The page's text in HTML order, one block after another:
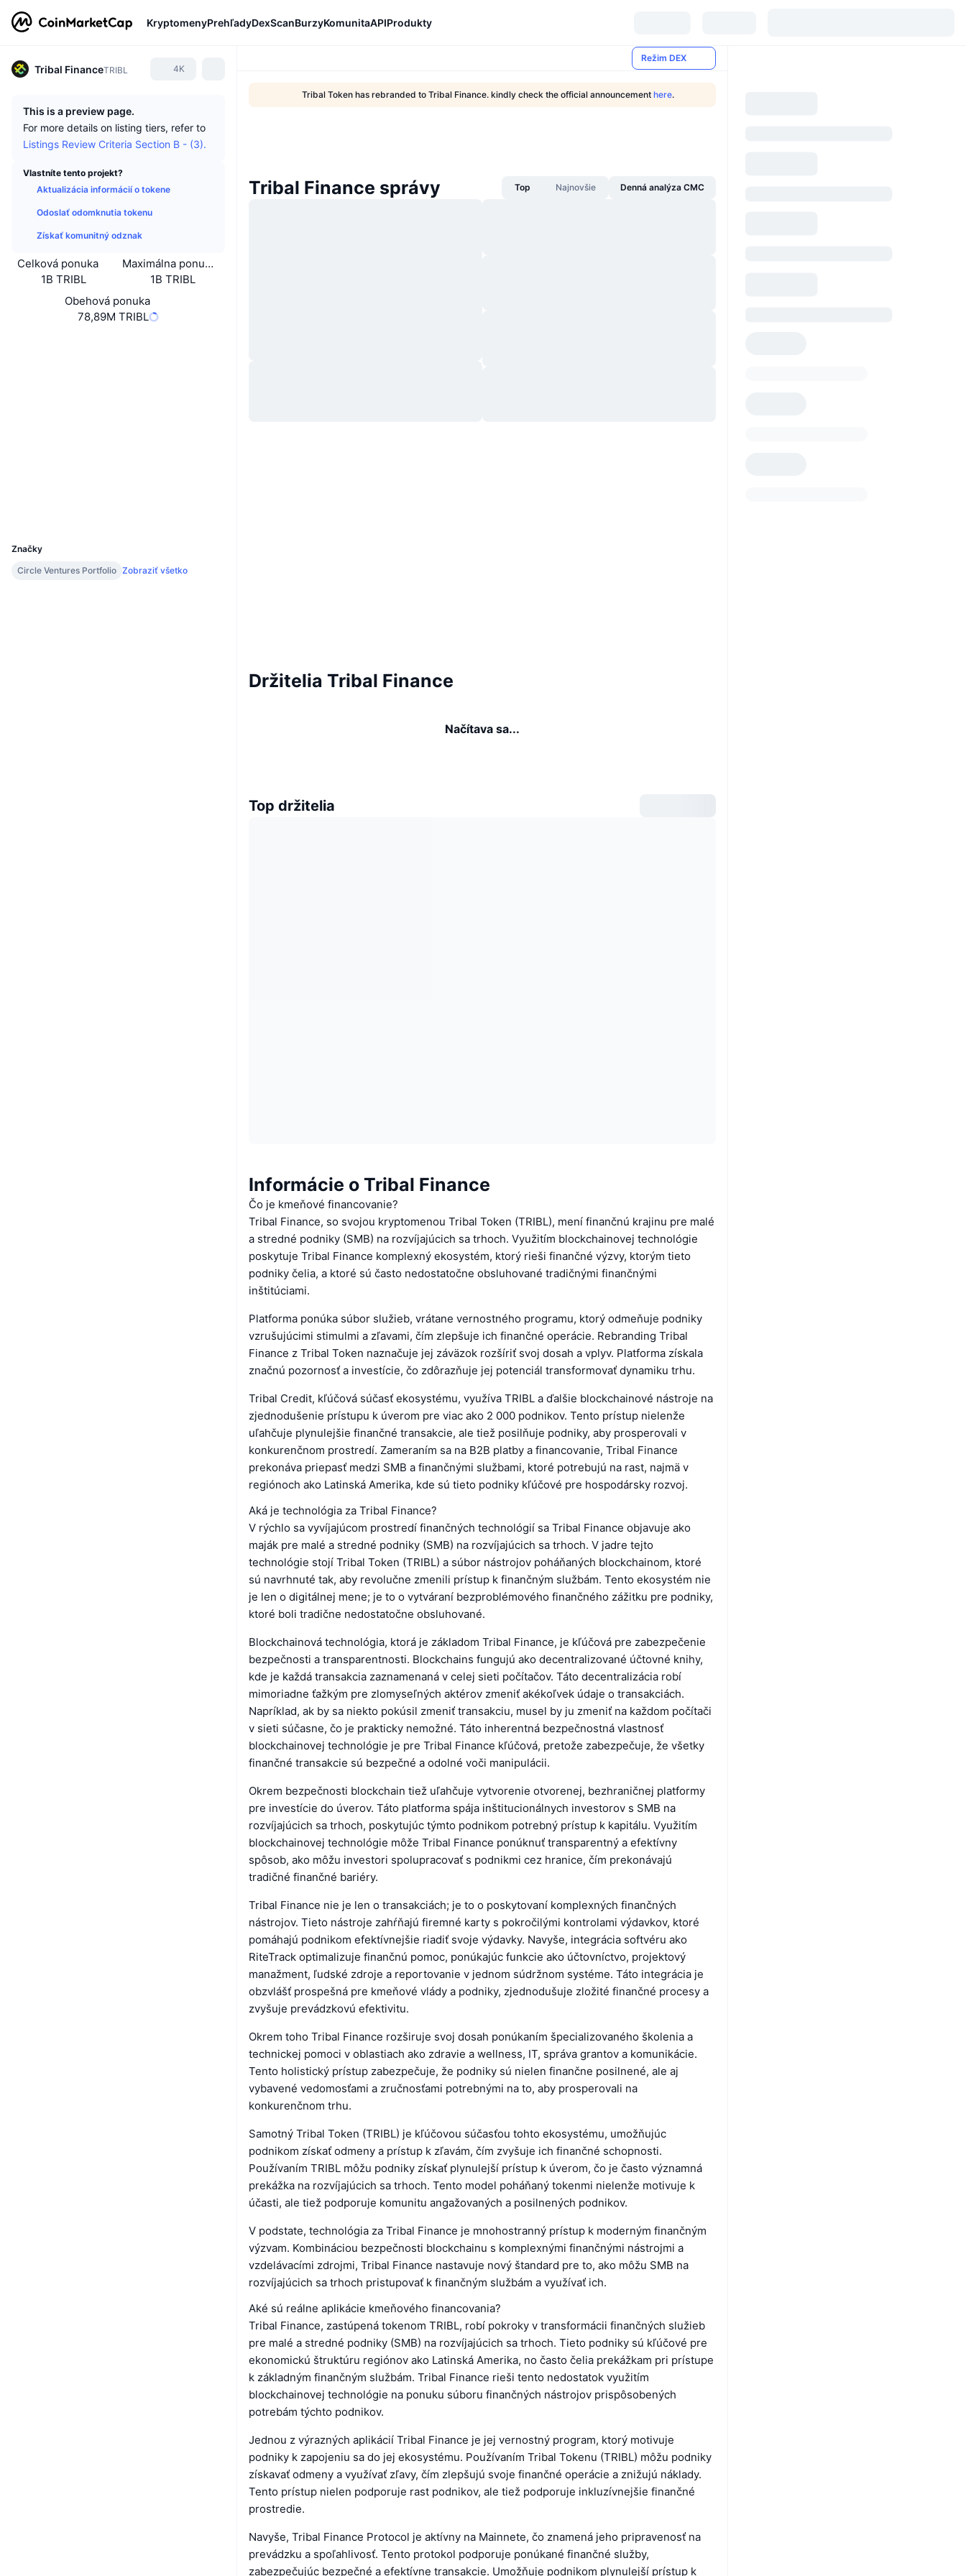
KryptomenyPrehľadyDexScanBurzyKomunitaAPIProdukty
Tribal FinanceTRIBL 4K
This is a preview page.
For more details on listing tiers, refer to
Listings Review Criteria Section B - (3).
Vlastníte tento projekt?
Aktualizácia informácií o tokene
Odoslať odomknutia tokenu
Získať komunitný odznak
Celková ponuka
1B TRIBL
Maximálna ponuka
1B TRIBL
Obehová ponuka
78,89M TRIBL
Značky
Circle Ventures Portfolio Zobraziť všetko
Režim DEX
Tribal Token has rebranded to Tribal Finance. kindly check the official announcement here.
Tribal Finance správy Top Najnovšie Denná analýza CMC
Držitelia Tribal Finance
Načítava sa...
Top držitelia
Informácie o Tribal Finance
Čo je kmeňové financovanie?
Tribal Finance, so svojou kryptomenou Tribal Token (TRIBL), mení finančnú krajinu pre malé
a stredné podniky (SMB) na rozvíjajúcich sa trhoch. Využitím blockchainovej technológie
poskytuje Tribal Finance komplexný ekosystém, ktorý rieši finančné výzvy, ktorým tieto
podniky čelia, a ktoré sú často nedostatočne obsluhované tradičnými finančnými
inštitúciami.
Platforma ponúka súbor služieb, vrátane vernostného programu, ktorý odmeňuje podniky
vzrušujúcimi stimulmi a zľavami, čím zlepšuje ich finančné operácie. Rebranding Tribal
Finance z Tribal Token naznačuje jej záväzok rozšíriť svoj dosah a vplyv. Platforma získala
značnú pozornosť a investície, čo zdôrazňuje jej potenciál transformovať dynamiku trhu.
Tribal Credit, kľúčová súčasť ekosystému, využíva TRIBL a ďalšie blockchainové nástroje na
zjednodušenie prístupu k úverom pre viac ako 2 000 podnikov. Tento prístup nielenže
uľahčuje plynulejšie finančné transakcie, ale tiež posilňuje podniky, aby prosperovali v
konkurenčnom prostredí. Zameraním sa na B2B platby a financovanie, Tribal Finance
prekonáva priepasť medzi SMB a finančnými službami, ktoré potrebujú na rast, najmä v
regiónoch ako Latinská Amerika, kde sú tieto podniky kľúčové pre hospodársky rozvoj.
Aká je technológia za Tribal Finance?
V rýchlo sa vyvíjajúcom prostredí finančných technológií sa Tribal Finance objavuje ako
maják pre malé a stredné podniky (SMB) na rozvíjajúcich sa trhoch. V jadre tejto
technológie stojí Tribal Token (TRIBL) a súbor nástrojov poháňaných blockchainom, ktoré
sú navrhnuté tak, aby revolučne zmenili prístup k finančným službám. Tento ekosystém nie
je len o digitálnej mene; je to o vytváraní bezproblémového finančného zážitku pre podniky,
ktoré boli tradične nedostatočne obsluhované.
Blockchainová technológia, ktorá je základom Tribal Finance, je kľúčová pre zabezpečenie
bezpečnosti a transparentnosti. Blockchains fungujú ako decentralizované účtovné knihy,
kde je každá transakcia zaznamenaná v celej sieti počítačov. Táto decentralizácia robí
mimoriadne ťažkým pre zlomyseľných aktérov zmeniť akékoľvek údaje o transakciách.
Napríklad, ak by sa niekto pokúsil zmeniť transakciu, musel by ju zmeniť na každom počítači
v sieti súčasne, čo je prakticky nemožné. Táto inherentná bezpečnostná vlastnosť
blockchainovej technológie je pre Tribal Finance kľúčová, pretože zabezpečuje, že všetky
finančné transakcie sú bezpečné a odolné voči manipulácii.
Okrem bezpečnosti blockchain tiež uľahčuje vytvorenie otvorenej, bezhraničnej platformy
pre investície do úverov. Táto platforma spája inštitucionálnych investorov s SMB na
rozvíjajúcich sa trhoch, poskytujúc týmto podnikom potrebný prístup k kapitálu. Využitím
blockchainovej technológie môže Tribal Finance ponúknuť transparentný a efektívny
spôsob, ako môžu investori spolupracovať s podnikmi cez hranice, čím prekonávajú
tradičné finančné bariéry.
Tribal Finance nie je len o transakciách; je to o poskytovaní komplexných finančných
nástrojov. Tieto nástroje zahŕňajú firemné karty s pokročilými kontrolami výdavkov, ktoré
pomáhajú podnikom efektívnejšie riadiť svoje výdavky. Navyše, integrácia softvéru ako
RiteTrack optimalizuje finančnú pomoc, ponúkajúc funkcie ako účtovníctvo, projektový
manažment, ľudské zdroje a reportovanie v jednom súdržnom systéme. Táto integrácia je
obzvlášť prospešná pre kmeňové vlády a podniky, zjednodušuje zložité finančné procesy a
zvyšuje prevádzkovú efektivitu.
Okrem toho Tribal Finance rozširuje svoj dosah ponúkaním špecializovaného školenia a
technickej pomoci v oblastiach ako zdravie a wellness, IT, správa grantov a komunikácie.
Tento holistický prístup zabezpečuje, že podniky sú nielen finančne posilnené, ale aj
vybavené vedomosťami a zručnosťami potrebnými na to, aby prosperovali na
konkurenčnom trhu.
Samotný Tribal Token (TRIBL) je kľúčovou súčasťou tohto ekosystému, umožňujúc
podnikom získať odmeny a prístup k zľavám, čím zvyšuje ich finančné schopnosti.
Používaním TRIBL môžu podniky získať plynulejší prístup k úverom, čo je často významná
prekážka na rozvíjajúcich sa trhoch. Tento model poháňaný tokenmi nielenže motivuje k
účasti, ale tiež podporuje komunitu angažovaných a posilnených podnikov.
V podstate, technológia za Tribal Finance je mnohostranný prístup k moderným finančným
výzvam. Kombináciou bezpečnosti blockchainu s komplexnými finančnými nástrojmi a
vzdelávacími zdrojmi, Tribal Finance nastavuje nový štandard pre to, ako môžu SMB na
rozvíjajúcich sa trhoch pristupovať k finančným službám a využívať ich.
Aké sú reálne aplikácie kmeňového financovania?
Tribal Finance, zastúpená tokenom TRIBL, robí pokroky v transformácii finančných služieb
pre malé a stredné podniky (SMB) na rozvíjajúcich sa trhoch. Tieto podniky sú kľúčové pre
ekonomickú štruktúru regiónov ako Latinská Amerika, no často čelia prekážkam pri prístupe
k základným finančným službám. Tribal Finance rieši tento nedostatok využitím
blockchainovej technológie na ponuku súboru finančných nástrojov prispôsobených
potrebám týchto podnikov.
Jednou z výrazných aplikácií Tribal Finance je jej vernostný program, ktorý motivuje
podniky k zapojeniu sa do jej ekosystému. Používaním Tribal Tokenu (TRIBL) môžu podniky
získavať odmeny a využívať zľavy, čím zlepšujú svoje finančné operácie a znižujú náklady.
Tento prístup nielen podporuje rast podnikov, ale tiež podporuje inkluzívnejšie finančné
prostredie.
Navyše, Tribal Finance Protocol je aktívny na Mainnete, čo znamená jeho pripravenosť na
prevádzku a spoľahlivosť. Tento protokol podporuje ponúkané finančné služby,
zabezpečujúc bezpečné a efektívne transakcie. Umožňuje podnikom plynulejší prístup k